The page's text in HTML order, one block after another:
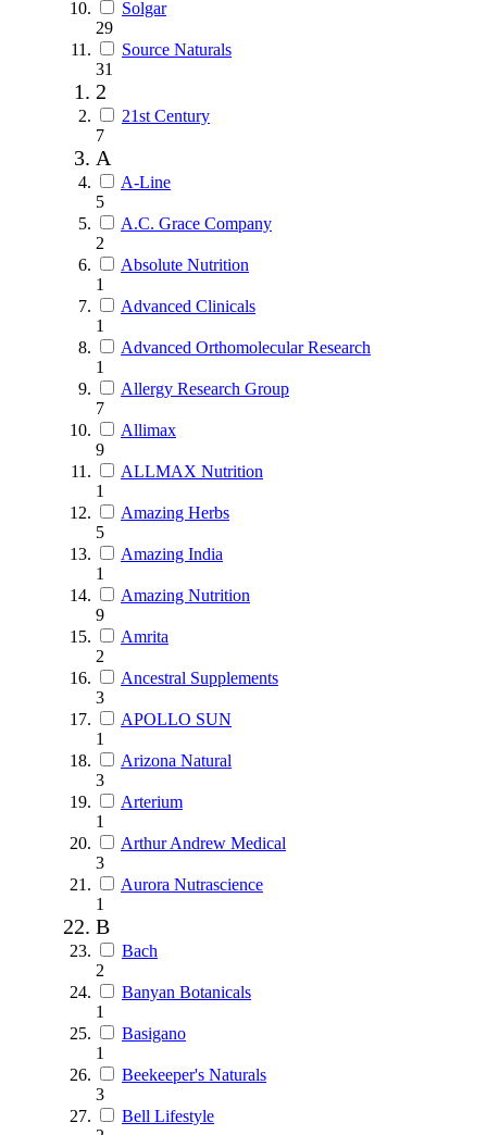
Solgar
29
Source Naturals
31
2
21st Century
7
A
A-Line
5
A.C. Grace Company
2
Absolute Nutrition
1
Advanced Clinicals
1
Advanced Orthomolecular Research
1
Allergy Research Group
7
Allimax
9
ALLMAX Nutrition
1
Amazing Herbs
5
Amazing India
1
Amazing Nutrition
9
Amrita
2
Ancestral Supplements
3
APOLLO SUN
1
Arizona Natural
3
Arterium
1
Arthur Andrew Medical
3
Aurora Nutrascience
1
B
Bach
2
Banyan Botanicals
1
Basigano
1
Beekeeper's Naturals
3
Bell Lifestyle